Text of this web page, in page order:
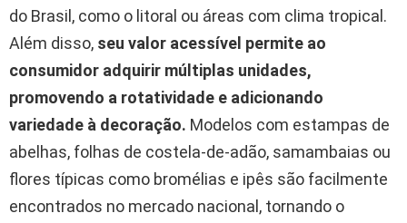
do Brasil, como o litoral ou áreas com clima tropical.
Além disso, seu valor acessível permite ao
consumidor adquirir múltiplas unidades,
promovendo a rotatividade e adicionando
variedade à decoração. Modelos com estampas de
abelhas, folhas de costela-de-adão, samambaias ou
flores típicas como bromélias e ipês são facilmente
encontrados no mercado nacional, tornando o